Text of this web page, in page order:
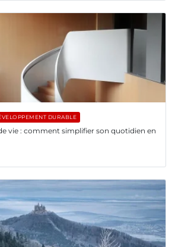
DURABLE
vie : comment simplifier son quotidien en